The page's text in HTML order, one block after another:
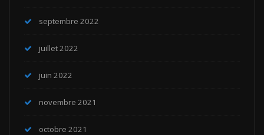
septembre 2022
juillet 2022
juin 2022
novembre 2021
octobre 2021